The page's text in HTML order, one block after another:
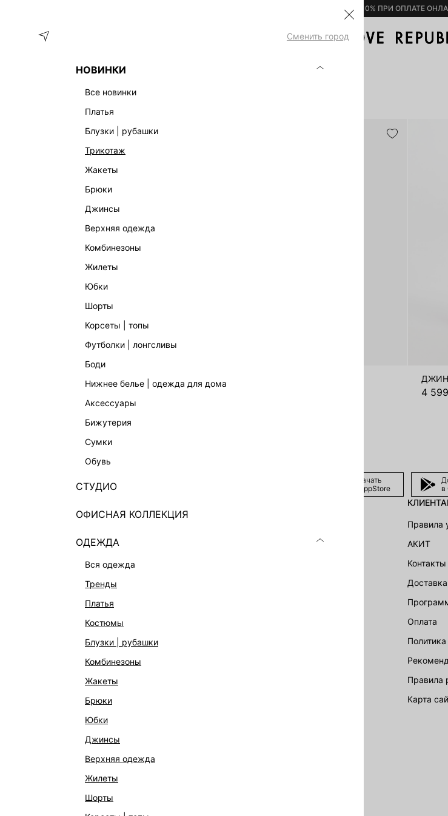
– 10% ПРИ ОПЛАТЕ
Сменить город
НОВИНКИ
все новинки
платья
блузки | рубашки
трикотаж
жакеты
брюки
джинсы
верхняя одежда
комбинезоны
жилеты
юбки
шорты
корсеты | топы
футболки | лонгсливы
боди
нижнее белье | одежда для дома
аксессуары
бижутерия
сумки
обувь
СТУДИО
ОФИСНАЯ КОЛЛЕКЦИЯ
ОДЕЖДА
вся одежда
тренды
платья
костюмы
блузки | рубашки
комбинезоны
жакеты
брюки
юбки
джинсы
верхняя одежда
жилеты
шорты
ОДЕЖДА
ДЖИНСЫ SKINNY
4
Скачать
в AppStore
в
ОФИСНАЯ КОЛЛЕКЦИЯ
ЭКСКЛЮЗИВНО ОНЛАЙН
АКСЕССУАРЫ | УКРАШЕНИЯ
ФИНАЛЬНАЯ РАСПРОДАЖА
ПОДАРОЧНЫЕ СЕРТИФИКАТЫ
БАЛЬЗАМЫ-ТИНТЫ
ЛИМИТИРОВАННЫЕ КОЛЛЕКЦИИ
КАПСУЛЬНЫЙ ГАРДЕРОБ
АКИТ
Контакты
Оплата
карта